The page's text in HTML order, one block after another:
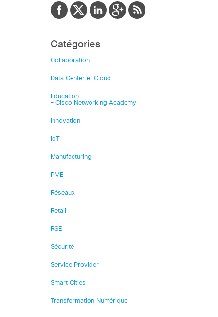
Catégories
Collaboration
Data Center et Cloud
Education
– Cisco Networking Academy
Innovation
IoT
Manufacturing
PME
Réseaux
Retail
RSE
Sécurité
Service Provider
Smart Cities
Transformation Numérique